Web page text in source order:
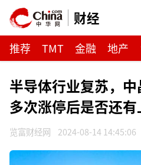
财经
推荐 TMT 金融 地产
半导体行业复苏，中
多次涨停后是否还
览富财经网 2024-08-14 14:45:06